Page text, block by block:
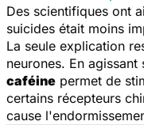
Des scientifiques ont
suicides était moins
La seule explication
neurones. En
caféine permet de
certains récepteurs
cause